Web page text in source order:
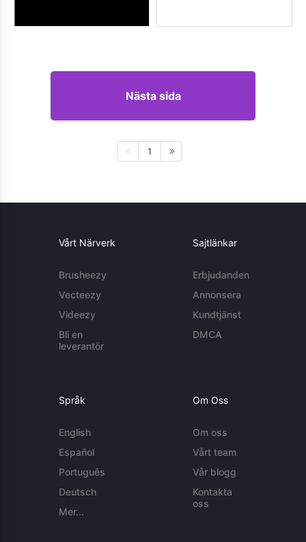
Nästa sida
1
Vårt Närverk
Brusheezy
Vecteezy
Videezy
Bli en
leverantör
Sajtlänkar
Erbjudanden
Annonsera
Kundtjänst
DMCA
Språk
English
Español
Português
Deutsch
Mer...
Om Oss
Om oss
Vårt team
Vår blogg
Kontakta
oss